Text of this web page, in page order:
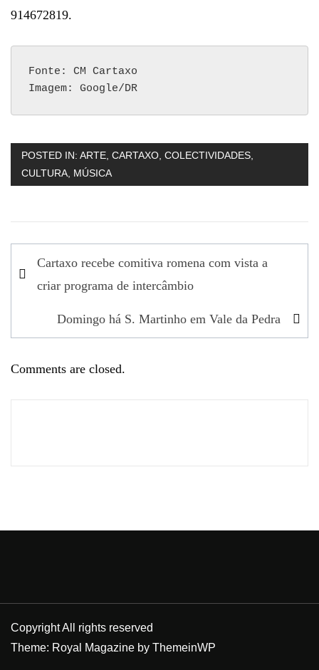
914672819.
Fonte: CM Cartaxo
Imagem: Google/DR
POSTED IN: ARTE CARTAXO COLECTIVIDADES
CULTURA MÚSICA
Navegação
de
Cartaxo recebe comitiva romena com vista a
criar programa de intercâmbio
Domingo há S. Martinho em Vale da Pedra
Comments are closed.
Copyright All rights reserved
Theme: Royal Magazine by ThemeinWP